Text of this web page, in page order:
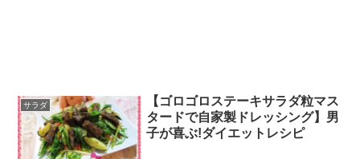
サラダ
【ゴロゴロステーキサラダ粒マス
タードで自家製ドレッシング】男
子が喜ぶ!ダイエットレシピ